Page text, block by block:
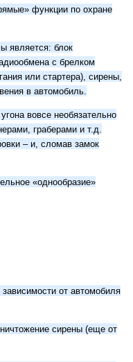
функции по охране
является: блок
с брелком
или стартера), сирены,
в автомобиль.
вовсе необязательно
граберами и т.д.
– и, сломав замок
«однообразие»
от автомобиля
сирены (еще от